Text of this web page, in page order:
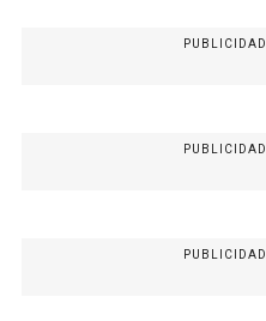
PUBLICIDAD
PUBLICIDAD
PUBLICIDAD